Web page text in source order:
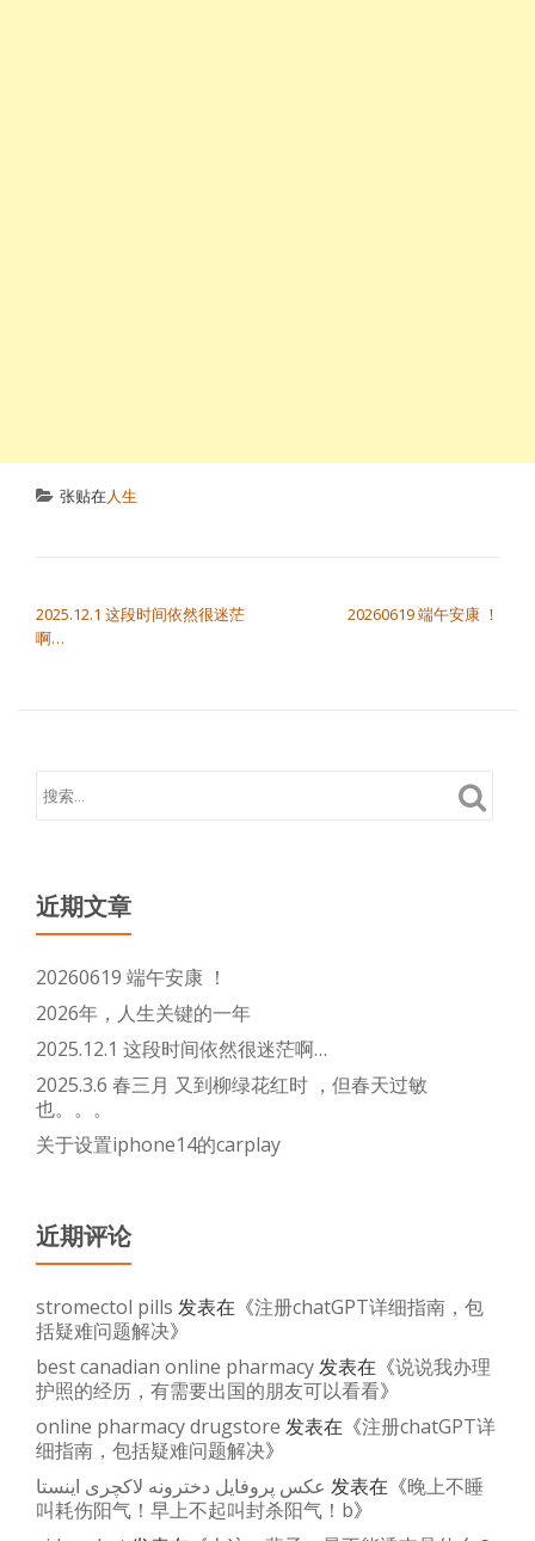
张贴在人生
2025.12.1 这段时间依然很迷茫
啊…
20260619 端午安康 ！
近期文章
20260619 端午安康 ！
2026年，人生关键的一年
2025.12.1 这段时间依然很迷茫啊…
2025.3.6 春三月 又到柳绿花红时 ，但春天过敏
也。。。
关于设置iphone14的carplay
近期评论
stromectol pills 发表在《注册chatGPT详细指南，包
括疑难问题解决》
best canadian online pharmacy发表在《说说我办理
护照的经历，有需要出国的朋友可以看看》
online pharmacy drugstore 发表在《注册chatGPT详
细指南，包括疑难问题解决》
عکس پروفایل دخترونه لاکچری اینستا 发表在《晚上不睡
叫耗伤阳气！早上不起叫封杀阳气！b》